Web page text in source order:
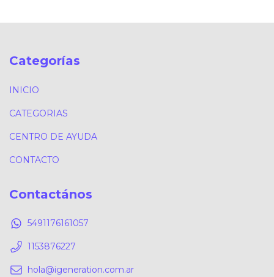
Categorías
INICIO
CATEGORIAS
CENTRO DE AYUDA
CONTACTO
Contactános
5491176161057
1153876227
hola@igeneration.com.ar